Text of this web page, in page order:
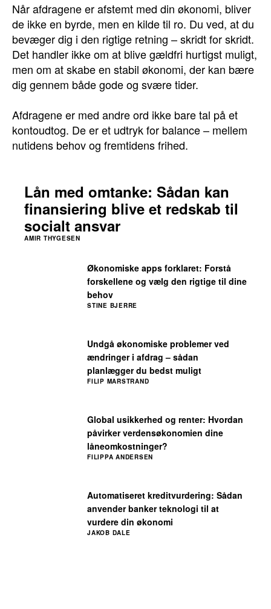
Når afdragene er afstemt med din økonomi, bliver
de ikke en byrde, men en kilde til ro. Du ved, at du
bevæger dig i den rigtige retning – skridt for skridt.
Det handler ikke om at blive gældfri hurtigst muligt,
men om at skabe en stabil økonomi, der kan bære
dig gennem både gode og svære tider.
Afdragene er med andre ord ikke bare tal på et
kontoudtog. De er et udtryk for balance – mellem
nutidens behov og fremtidens frihed.
Automatiseret kreditvurdering: Sådan
anvender banker teknologi til at
vurdere din økonomi
JAKOB DALE
Global usikkerhed og renter: Hvordan
påvirker verdensøkonomien dine
låneomkostninger?
FILIPPA ANDERSEN
Undgå økonomiske problemer ved
ændringer i afdrag – sådan
planlægger du bedst muligt
FILIP MARSTRAND
Økonomiske apps forklaret: Forstå
forskellene og vælg den rigtige til dine
behov
STINE BJERRE
Lån med omtanke: Sådan kan
finansiering blive et redskab til
socialt ansvar
AMIR THYGESEN